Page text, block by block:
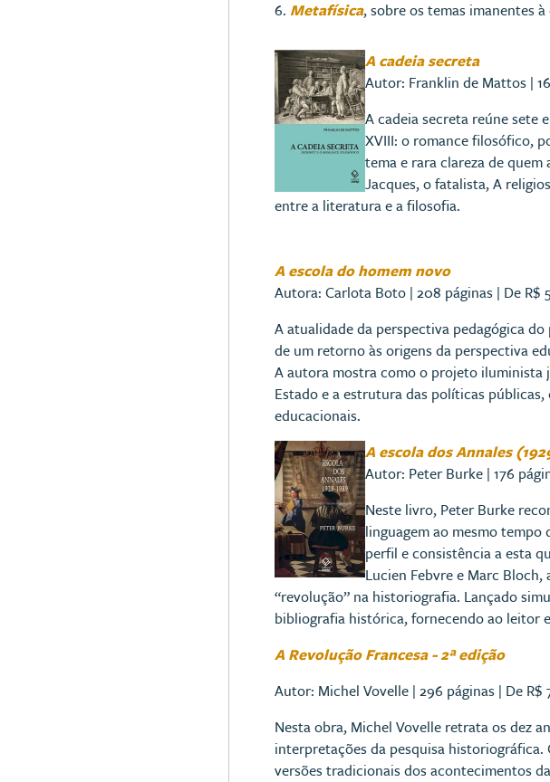
6. Metafísica, sobre os temas imanentes
A cadeia secreta
Autor: Franklin de Mattos |
A cadeia secreta reúne sete
XVIII: o romance filosófico,
tema e rara clareza de
Jacques, o fatalista, A
entre a literatura e a filosofia.
A escola do homem novo
Autora: Carlota Boto | 208 páginas | De R$
A atualidade da perspectiva pedagógica
de um retorno às origens da perspectiva
A autora mostra como o projeto iluminista
Estado e a estrutura das políticas
educacionais.
A escola dos Annales
Autor: Peter Burke | 176
Neste livro, Peter Burke
linguagem ao mesmo
perfil e consistência a esta
Lucien Febvre e Marc Bloch,
“revolução” na historiografia. Lançado
bibliografia histórica, fornecendo ao leitor
A Revolução Francesa - 2ª edição
Autor: Michel Vovelle | 296 páginas | De R$
Nesta obra, Michel Vovelle retrata os dez
interpretações da pesquisa
versões tradicionais dos acontecimentos